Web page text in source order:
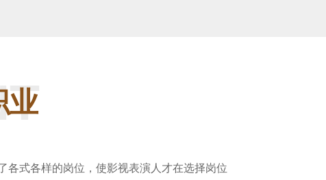
业
各式各样的岗位，使影视表演人才在选择岗位